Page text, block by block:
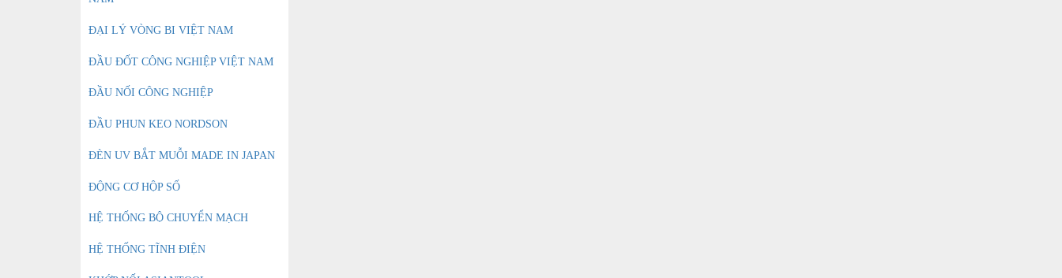
ĐẠI LÝ VÒNG BI VIỆT NAM
ĐẦU ĐỐT CÔNG NGHIỆP VIỆT NAM
ĐẦU NỐI CÔNG NGHIỆP
ĐẦU PHUN KEO NORDSON
ĐÈN UV BẮT MUỖI MADE IN JAPAN
ĐỘNG CƠ HỘP SỐ
HỆ THỐNG BỘ CHUYỂN MẠCH
HỆ THỐNG TĨNH ĐIỆN